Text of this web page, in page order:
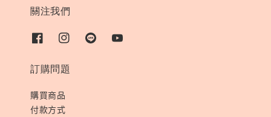
關注我們
訂購問題
購買商品
付款方式